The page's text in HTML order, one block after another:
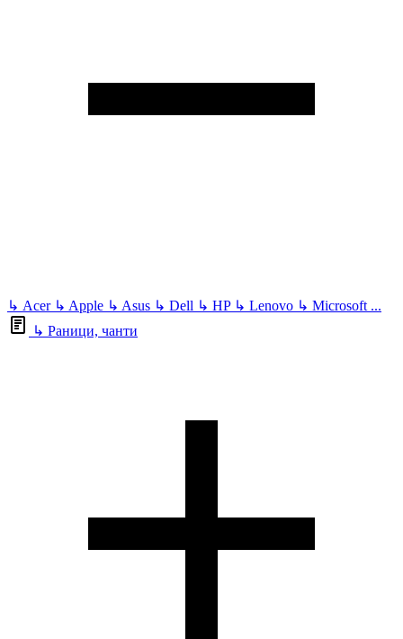
↳ Acer ↳ Apple ↳ Asus ↳ Dell ↳ HP ↳ Lenovo ↳ Microsoft ...
↳ Раници, чанти